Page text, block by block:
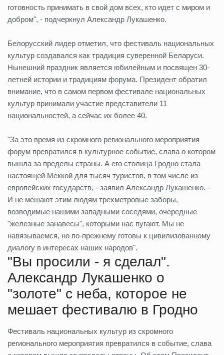
готовность принимать в свой дом всех, кто идет с миром и
добром", - подчеркнул Александр Лукашенко.
Белорусский лидер отметил, что фестиваль национальных
культур создавался как традиция суверенной Беларуси.
Нынешний праздник является юбилейным и посвящен 30-
летней истории и традициям форума. Президент обратил
внимание, что в самом первом фестивале национальных
культур принимали участие представители 11
национальностей, а сейчас их более 40.
"За это время из скромного регионального мероприятия
форум превратился в культурное событие, слава о котором
вышла за пределы страны. А его столица Гродно стала
настоящей Меккой для тысяч туристов, в том числе из
европейских государств, - заявил Александр Лукашенко. -
И не мешают этим людям трехметровые заборы,
возводимые нашими западными соседями, очередные
"железные занавесы", которыми нас пугают. Мы не
навязываемся, но по-прежнему готовы к цивилизованному
диалогу в интересах наших народов".
"Вы просили - я сделал".
Александр Лукашенко о
"золоте" с неба, которое не
мешает фестивалю в Гродно
Фестиваль национальных культур из скромного
регионального мероприятия превратился в событие, слава